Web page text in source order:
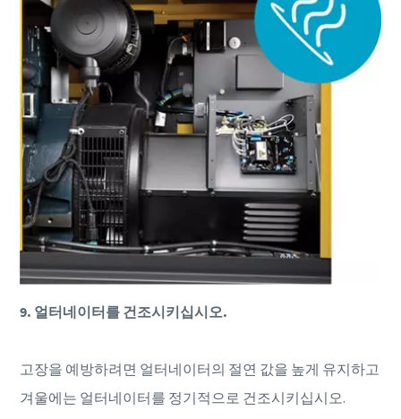
9. 얼터네이터를 건조시키십시오.
고장을 예방하려면 얼터네이터의 절연 값을 높게 유지하고
겨울에는 얼터네이터를 정기적으로 건조시키십시오.